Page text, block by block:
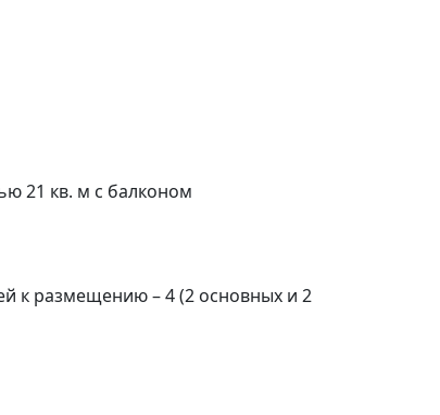
21 кв. м с балконом
к размещению – 4 (2 основных и 2